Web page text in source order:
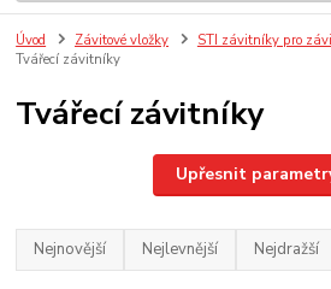
Úvod Závitové vložky STI závitníky pro
Tvářecí závitníky
Tvářecí závitníky
Upřesnit
Nejnovější Nejlevnější Nejdražší